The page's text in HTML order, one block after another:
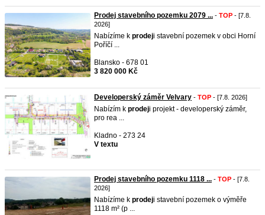
Prodej stavebního pozemku 2079 ... - TOP - [7.8.
2026]
Nabízíme k prodeji stavební pozemek v obci Horní
Poříčí ...
Blansko - 678 01
3 820 000 Kč
Developerský záměr Velvary - TOP - [7.8. 2026]
Nabízím k prodeji projekt - developerský záměr,
pro rea ...
Kladno - 273 24
V textu
Prodej stavebního pozemku 1118 ... - TOP - [7.8.
2026]
Nabízíme k prodeji stavební pozemek o výměře
1118 m² (p ...